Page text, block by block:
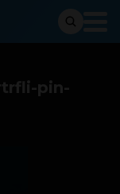
pin-